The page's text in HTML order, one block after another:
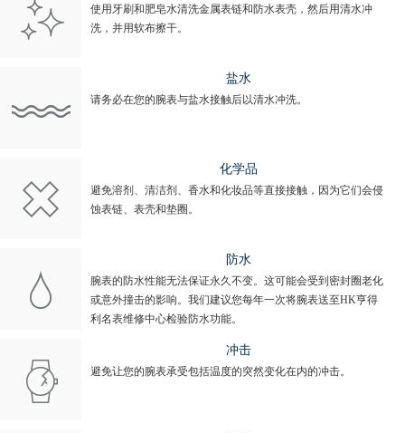
使用牙刷和肥皂水清洗金属表链和防水表壳，然后用清水冲
洗，并用软布擦干。
盐水
请务必在您的腕表与盐水接触后以清水冲洗。
化学品
避免溶剂、清洁剂、香水和化妆品等直接接触，因为它们会侵
蚀表链、表壳和垫圈。
防水
腕表的防水性能无法保证永久不变。这可能会受到密封圈老化
或意外撞击的影响。我们建议您每年一次将腕表送至HK亨得
利名表维修中心检验防水功能。
冲击
避免让您的腕表承受包括温度的突然变化在内的冲击。